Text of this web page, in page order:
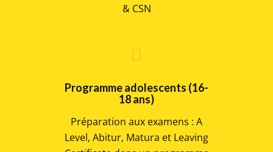
& CSN
Programme adolescents (16-
18 ans)
Préparation aux examens : A
Level, Abitur, Matura et Leaving